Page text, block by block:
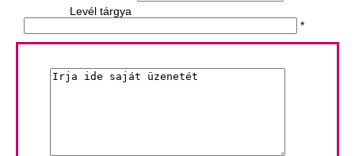
Levél tárgya
*